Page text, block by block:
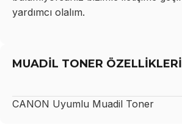
yardımcı olalım.
MUADİL TONER ÖZELLİKLERİ
CANON Uyumlu Muadil Toner